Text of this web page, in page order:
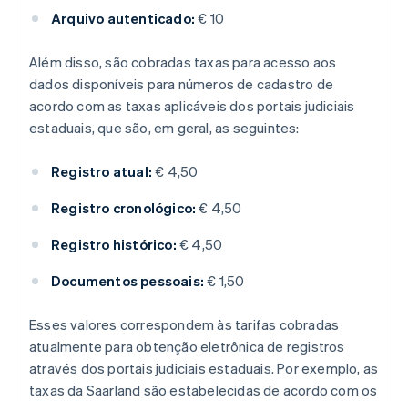
Arquivo autenticado: € 10
Além disso, são cobradas taxas para acesso aos
dados disponíveis para números de cadastro de
acordo com as taxas aplicáveis dos portais judiciais
estaduais, que são, em geral, as seguintes:
Registro atual: € 4,50
Registro cronológico: € 4,50
Registro histórico: € 4,50
Documentos pessoais: € 1,50
Esses valores correspondem às tarifas cobradas
atualmente para obtenção eletrônica de registros
através dos portais judiciais estaduais. Por exemplo, as
taxas da Saarland são estabelecidas de acordo com os